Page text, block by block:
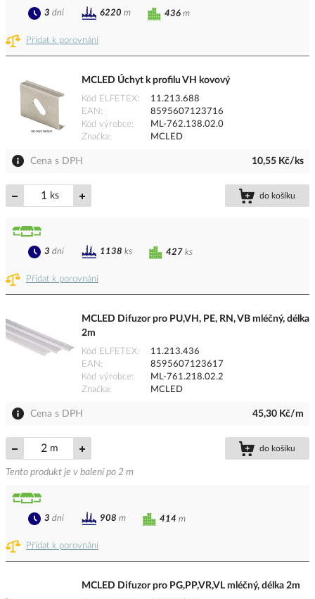
Přidat k porovnání
436 m
3 dní 6220 m
MCLED Úchyt k profilu VH kovový
Kód ELFETEX
11.213.688
EAN
8595607123716
Kód výrobce
ML-762.138.02.0
Značka
MCLED
Cena s DPH 10,55 Kč/ks
ks do košíku
Přidat k porovnání
427 ks
3 dní 1138 ks
MCLED Difuzor pro PU,VH, PE, RN, VB mléčný, délka
2m
Kód ELFETEX
11.213.436
EAN
8595607123617
Kód výrobce
ML-761.218.02.2
Značka
MCLED
Cena s DPH 45,30 Kč/m
m do košíku
Tento produkt je v balení po 2 m
Přidat k porovnání
414 m
3 dní 908 m
MCLED Difuzor pro PG,PP,VR,VL mléčný, délka 2m